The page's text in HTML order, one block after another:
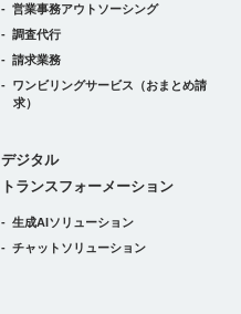
営業事務アウトソーシング
調査代行
請求業務
ワンビリングサービス （おまとめ請
求）
デジタルトランスフォーメーション
デジタル
トランスフォーメーション
生成AIソリューション
チャットソリューション